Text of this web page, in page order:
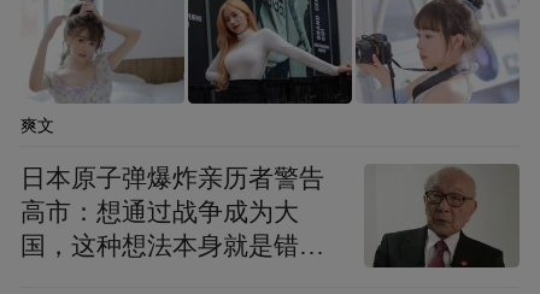
拓展阅读
近年来，宁波搭建协同创新平台，强化技术
支撑，优化审评流程，推动医疗器械产业生
态不断优化。截至2025年10月底，宁波共有
医疗器械生产企业509家
，持有注册证（备
爽文
日本原子弹爆炸亲历者警告
高市：想通过战争成为大
国，这种想法本身就是错误